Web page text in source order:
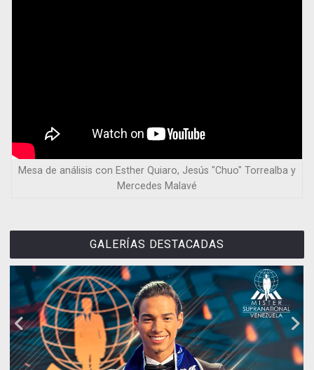
Mesa de análisis con Esther Quiaro, Jesús "Chuo" Torrealba y
Mercedes Malavé
GALERÍAS DESTACADAS